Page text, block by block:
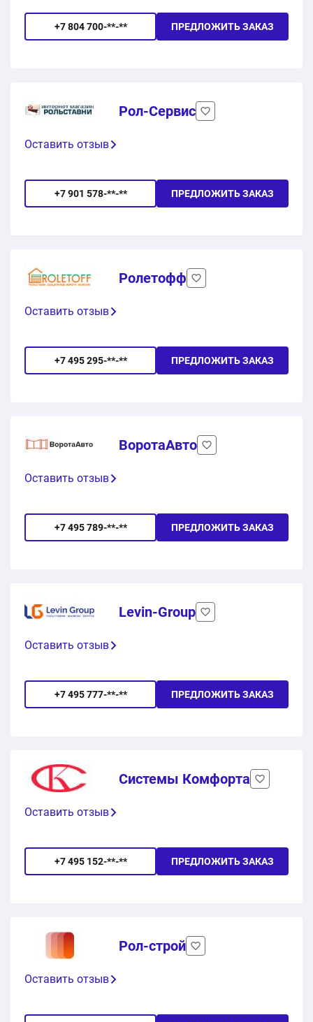
+7 804 700-**-** ПРЕДЛОЖИТЬ ЗАКАЗ
Рол-Сервис
+7 901 578-**-** ПРЕДЛОЖИТЬ ЗАКАЗ
Оставить отзыв
Ролетофф
+7 495 295-**-** ПРЕДЛОЖИТЬ ЗАКАЗ
Оставить отзыв
ВоротаАвто
+7 495 789-**-** ПРЕДЛОЖИТЬ ЗАКАЗ
Оставить отзыв
Levin-Group
+7 495 777-**-** ПРЕДЛОЖИТЬ ЗАКАЗ
Оставить отзыв
Системы Комфорта
+7 495 152-**-** ПРЕДЛОЖИТЬ ЗАКАЗ
Оставить отзыв
Рол-строй
Оставить отзыв